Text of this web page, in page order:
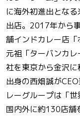
に海外初進出とな
出店。2017年から
舗インドカレー店
元祖「ターバンカ
社を東京から金沢
出身の西畑誠が
レーグループは「
国内外に約130店舗